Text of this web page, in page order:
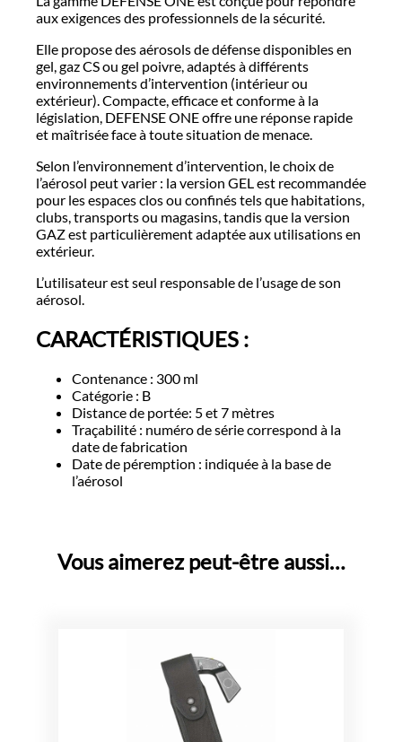
aux exigences des professionnels de la sécurité.
Elle propose des aérosols de défense disponibles en
gel, gaz CS ou gel poivre, adaptés à différents
environnements d’intervention (intérieur ou
extérieur). Compacte, efficace et conforme à la
législation, DEFENSE ONE offre une réponse rapide
et maîtrisée face à toute situation de menace.
Selon l’environnement d’intervention, le choix de
l’aérosol peut varier : la version GEL est recommandée
pour les espaces clos ou confinés tels que habitations,
clubs, transports ou magasins, tandis que la version
GAZ est particulièrement adaptée aux utilisations en
extérieur.
L’utilisateur est seul responsable de l’usage de son
aérosol.
CARACTÉRISTIQUES :
Contenance : 300 ml
Catégorie : B
Distance de portée: 5 et 7 mètres
Traçabilité : numéro de série correspond à la
date de fabrication
Date de péremption : indiquée à la base de
l’aérosol
Vous aimerez peut-être aussi…